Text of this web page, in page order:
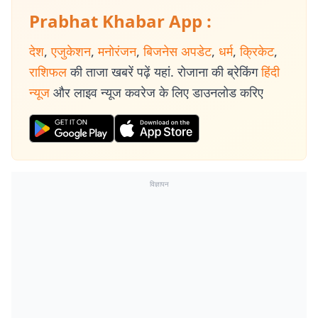
Prabhat Khabar App :
देश, एजुकेशन, मनोरंजन, बिजनेस अपडेट, धर्म, क्रिकेट,
राशिफल की ताजा खबरें पढ़ें यहां. रोजाना की ब्रेकिंग हिंदी
न्यूज और लाइव न्यूज कवरेज के लिए डाउनलोड करिए
विज्ञापन